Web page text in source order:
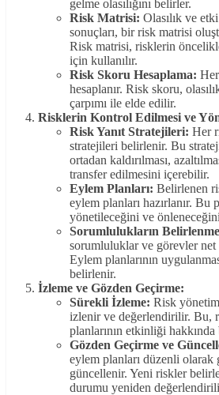
gelme olasılığını belirler.
Risk Matrisi: Olasılık ve
sonuçları, bir risk matrisi
Risk matrisi, risklerin
için kullanılır.
Risk Skoru Hesaplama:
hesaplanır. Risk skoru,
çarpımı ile elde edilir.
Risklerin Kontrol Edilmesi ve
Risk Yanıt Stratejileri: Her
stratejileri belirlenir. Bu
ortadan kaldırılması,
transfer edilmesini içerebilir.
Eylem Planları: Belirlenen
eylem planları hazırlanır. Bu
yönetileceğini ve önleneceğini
Sorumlulukların
sorumluluklar ve görevler net
Eylem planlarının
belirlenir.
İzleme ve Gözden Geçirme:
Sürekli İzleme: Risk
izlenir ve değerlendirilir. Bu,
planlarının etkinliği
Gözden Geçirme ve
eylem planları düzenli
güncellenir. Yeni riskler
durumu yeniden